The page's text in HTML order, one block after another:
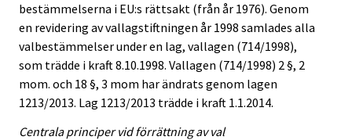
bestämmelserna i EU:s rättsakt (från år 1976). Genom
en revidering av vallagstiftningen år 1998 samlades alla
valbestämmelser under en lag, vallagen (714/1998),
som trädde i kraft 8.10.1998. Vallagen (714/1998) 2 §, 2
mom. och 18 §, 3 mom har ändrats genom lagen
1213/2013. Lag 1213/2013 trädde i kraft 1.1.2014.
Centrala principer vid förrättning av val